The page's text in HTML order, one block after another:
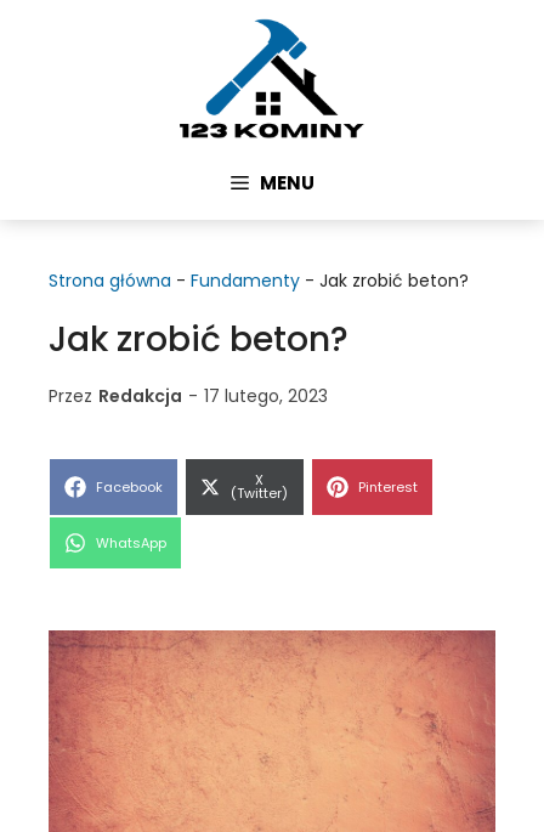
MENU
Strona główna - Fundamenty - Jak zrobić beton?
Jak zrobić beton?
Przez Redakcja - 17 lutego, 2023
Share
Facebook Share
on
X
(Twitter) Share
Pinterest
Share
WhatsApp